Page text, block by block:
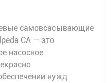
самовсасывающие
СА — это
насосное
нужд